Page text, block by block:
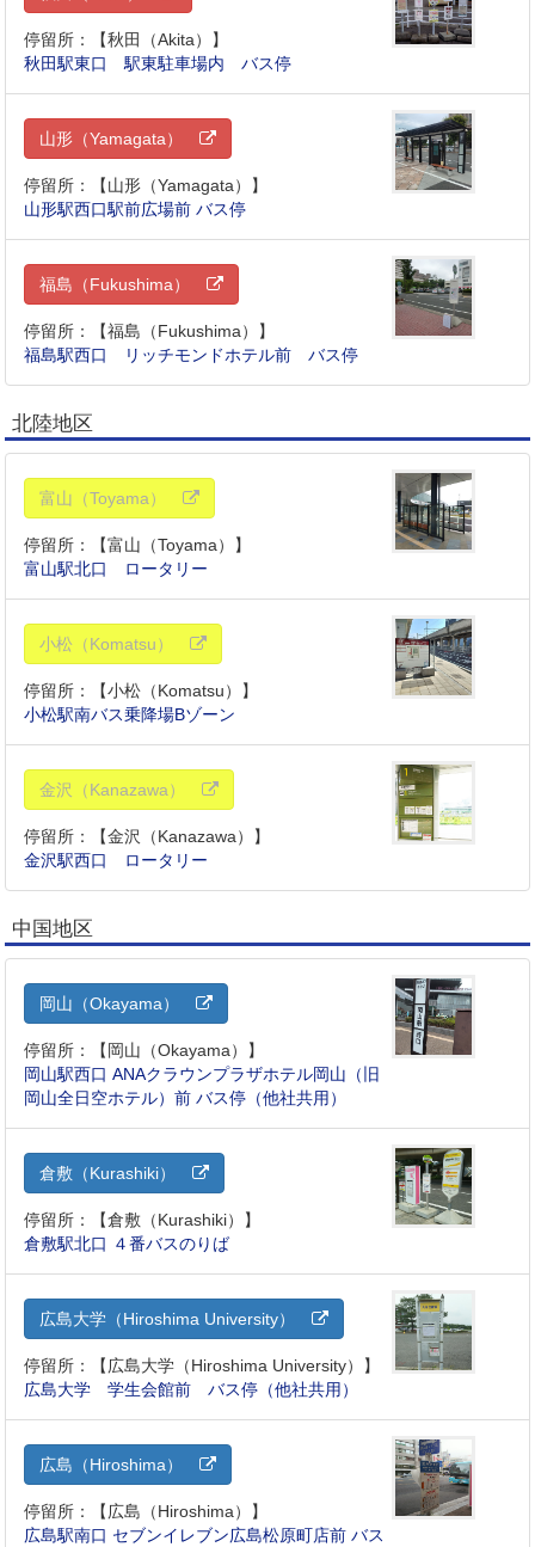
停留所：【秋田（Akita）】
秋田駅東口 駅東駐車場内 バス停
山形（Yamagata）
停留所：【山形（Yamagata）】
山形駅西口駅前広場前 バス停
福島（Fukushima）
停留所：【福島（Fukushima）】
福島駅西口 リッチモンドホテル前 バス停
北陸地区
富山（Toyama）
停留所：【富山（Toyama）】
富山駅北口 ロータリー
小松（Komatsu）
停留所：【小松（Komatsu）】
小松駅南バス乗降場Bゾーン
金沢（Kanazawa）
停留所：【金沢（Kanazawa）】
金沢駅西口 ロータリー
中国地区
岡山（Okayama）
停留所：【岡山（Okayama）】
岡山駅西口 ANAクラウンプラザホテル岡山（旧
岡山全日空ホテル）前 バス停（他社共用）
倉敷（Kurashiki）
停留所：【倉敷（Kurashiki）】
倉敷駅北口 ４番バスのりば
広島大学（Hiroshima University）
停留所：【広島大学（Hiroshima University）】
広島大学 学生会館前 バス停（他社共用）
広島（Hiroshima）
停留所：【広島（Hiroshima）】
広島駅南口 セブンイレブン広島松原町店前 バス